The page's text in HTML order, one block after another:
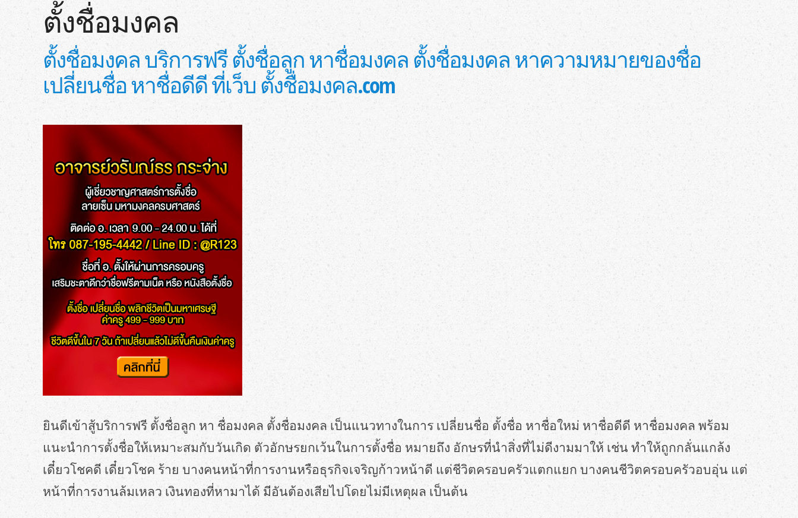
ตั้งชื่อมงคล
ตั้งชื่อมงคล บริการฟรี ตั้งชื่อลูก หาชื่อมงคล ตั้งชื่อมงคล หาความหมายของชื่อ
เปลี่ยนชื่อ หาชื่อดีดี ที่เว็บ ตั้งชื่อมงคล.com
ยินดีเข้าสู้บริการฟรี ตั้งชื่อลูก หา ชื่อมงคล ตั้งชื่อมงคล เป็นแนวทางในการ เปลี่ยนชื่อ ตั้งชื่อ หาชื่อใหม่ หาชื่อดีดี หาชื่อมงคล พร้อม
แนะนำการตั้งชื่อให้เหมาะสมกับวันเกิด ตัวอักษรยกเว้นในการตั้งชื่อ หมายถึง อักษรที่นำสิ่งที่ไม่ดีงามมาให้ เช่น ทำให้ถูกกลั่นแกล้ง
เดี๋ยวโชคดี เดี๋ยวโชค ร้าย บางคนหน้าที่การงานหรือธุรกิจเจริญก้าวหน้าดี แต่ชีวิตครอบครัวแตกแยก บางคนชีวิตครอบครัวอบอุ่น แต่
หน้าที่การงานล้มเหลว เงินทองที่หามาได้ มีอันต้องเสียไปโดยไม่มีเหตุผล เป็นต้น